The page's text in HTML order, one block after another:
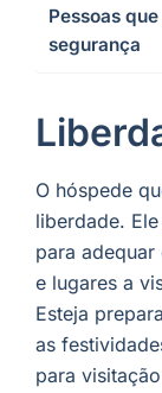
Pessoas
segurança
O hóspede
liberdade.
para
e lugares a
Esteja
as
para